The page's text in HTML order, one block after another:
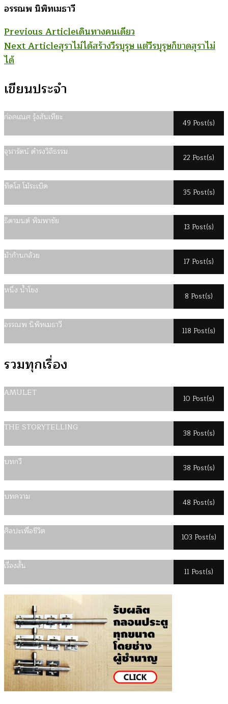
อรรณพ นิพิทเมธาวี
Post
Navigation
Previous Articleเดินทางคนเดียว
Next Articleสุราไม่ได้สร้างวีรบุรุษ แต่วีรบุรุษก็ขาดสุราไม่
ได้
เขียนประจำ
ก่อคเณศ รุ้งสันเทียะ
49 Post(s)
จุฬารัตน์ ดำรงวิถีธรรม
22 Post(s)
ทิดโส โม้ระเบิด
35 Post(s)
ธิดามนต์ พิมพาชัย
13 Post(s)
ม้าก้านกล้วย
17 Post(s)
หนึ่ง น้ำโขง
8 Post(s)
อรรณพ นิพิทเมธาวี
118 Post(s)
รวมทุกเรื่อง
AMULET
10 Post(s)
THE STORYTELLING
38 Post(s)
บทกวี
38 Post(s)
บทความ
48 Post(s)
ศิลปะเพื่อชีวิต
103 Post(s)
เรื่องสั้น
11 Post(s)